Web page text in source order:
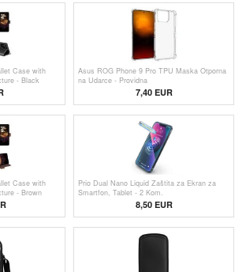
Case with
- Black
Asus ROG Phone 9 Pro TPU Maska Otporna
na Udarce - Providna
7,40 EUR
Case with
- Brown
Prio Dual Nano Liquid Zaštita za Ekran za
Smartfon, Tablet - 2 Kom.
8,50 EUR